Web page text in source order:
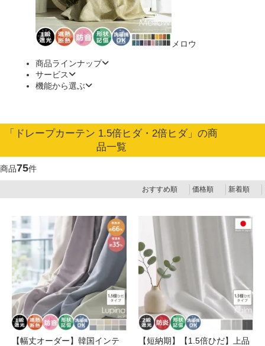
メロウ
商品ラインナップ
サービス
機能から選ぶ
「ドレープカーテン 1.5倍ヒダ・2倍ヒダ」の商
品一覧
商品75件
おすすめ順 価格順 新着順
【幅丈オーダー】韓国インテ
【短納期】【1.5倍ひだ】上品